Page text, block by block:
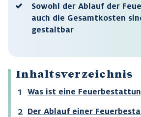
Sowohl der Ablauf der
auch die Gesamtkosten
gestaltbar
Inhaltsverzeichnis
Was ist eine
Der Ablauf einer